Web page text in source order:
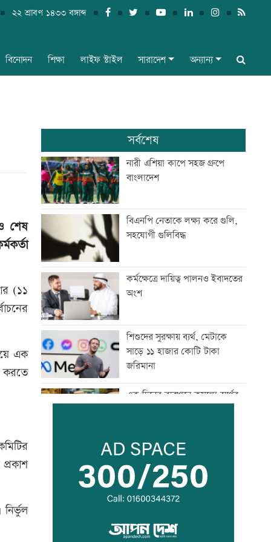
২২ শ্রাবণ ১৪৩৩ বঙ্গাব্দ
বিনোদন শিক্ষা লাইফ স্টাইল সারাদেশ অন্যান্য
শেষ
(১১
এক
করতে
সর্বশেষ
নারী এশিয়া কাপে সহজ গ্রুপে
বাংলাদেশ
বিএনপি নেতাকে লক্ষ্য করে গুলি,
সহযোগী গুলিবিদ্ধ
কর্মক্ষেত্রে দায়িত্ব পালনও ইবাদতের
অংশ
শিশুদের সুরক্ষায় ব্যর্থ, মেটাকে
সাড়ে ১১ হাজার কোটি টাকা
জরিমানা
এক দিনের ব্যবধানে কমলো স্বর্ণের
বগি লাইনচ্যুত, ঢাকা-ময়মনসিংহ
রেল চলাচল বন্ধ
সৌদি-তুরস্ক-পাকিস্তান